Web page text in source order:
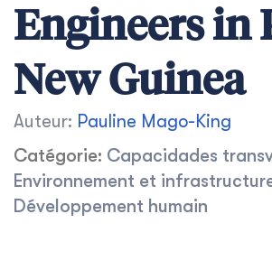
Engineers in
New Guinea
Auteur: Pauline Mago-King
Catégorie: Capacidades
Environnement et
Développement humain